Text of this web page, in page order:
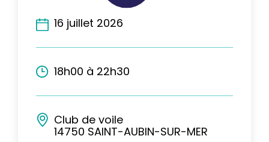
16 juillet 2026
18h00 à 22h30
Club de voile
14750 SAINT-AUBIN-SUR-MER